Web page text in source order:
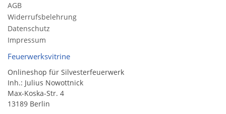
AGB
Widerrufsbelehrung
Datenschutz
Impressum
Feuerwerksvitrine
Onlineshop für Silvesterfeuerwerk
Inh.: Julius Nowottnick
Max-Koska-Str. 4
13189 Berlin